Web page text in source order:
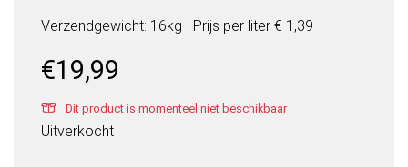
Verzendgewicht: 16kg Prijs per liter € 1,39
€19,99
Dit product is momenteel niet beschikbaar
Uitverkocht